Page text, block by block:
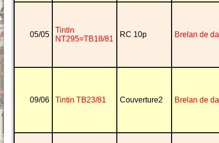
05/05
Tintin
NT295=TB18/81
RC 10p Brelan de
09/06 Tintin TB23/81 Couverture2 Brelan de